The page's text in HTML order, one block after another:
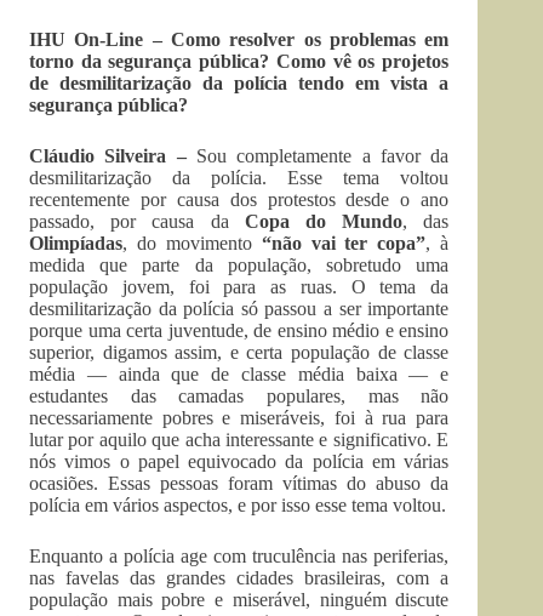
IHU On-Line – Como resolver os problemas em
torno da segurança pública? Como vê os projetos
de desmilitarização da polícia tendo em vista a
segurança pública?
Cláudio Silveira –Sou completamente a favor da
desmilitarização da polícia. Esse tema voltou
recentemente por causa dos protestos desde o ano
passado, por causa da Copa do Mundo, das
Olimpíadas, do movimento “não vai ter copa”, à
medida que parte da população, sobretudo uma
população jovem, foi para as ruas. O tema da
desmilitarização da polícia só passou a ser importante
porque uma certa juventude, de ensino médio e ensino
superior, digamos assim, e certa população de classe
média — ainda que de classe média baixa — e
estudantes das camadas populares, mas não
necessariamente pobres e miseráveis, foi à rua para
lutar por aquilo que acha interessante e significativo. E
nós vimos o papel equivocado da polícia em várias
ocasiões. Essas pessoas foram vítimas do abuso da
polícia em vários aspectos, e por isso esse tema voltou.
Enquanto a polícia age com truculência nas periferias,
nas favelas das grandes cidades brasileiras, com a
população mais pobre e miserável, ninguém discute